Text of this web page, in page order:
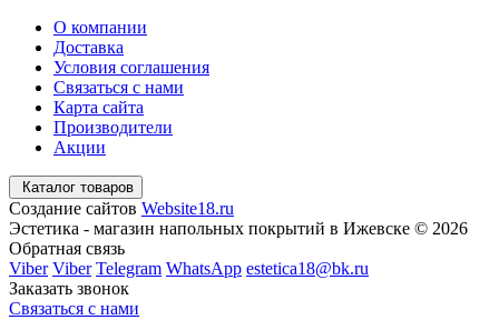
О компании
Доставка
Условия соглашения
Связаться с нами
Карта сайта
Производители
Акции
Каталог товаров
Создание сайтов Website18.ru
Эстетика - магазин напольных покрытий в Ижевске © 2026
Обратная связь
Viber Viber Telegram WhatsApp estetica18@bk.ru
Заказать звонок
Связаться с нами